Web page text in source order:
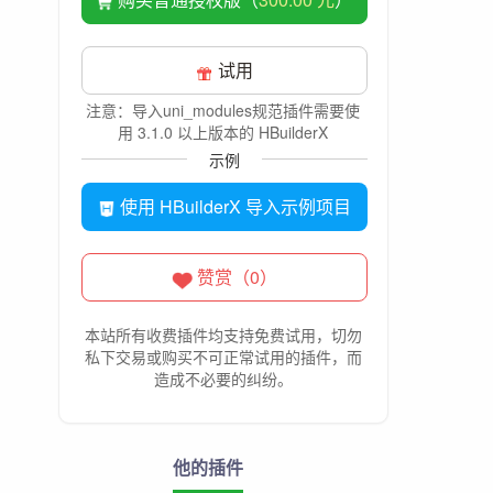
试用
注意：导入uni_modules规范插件需要使
用 3.1.0 以上版本的 HBuilderX
示例
使用 HBuilderX 导入示例项目
赞赏（0）
本站所有收费插件均支持免费试用，切勿
私下交易或购买不可正常试用的插件，而
造成不必要的纠纷。
他的插件